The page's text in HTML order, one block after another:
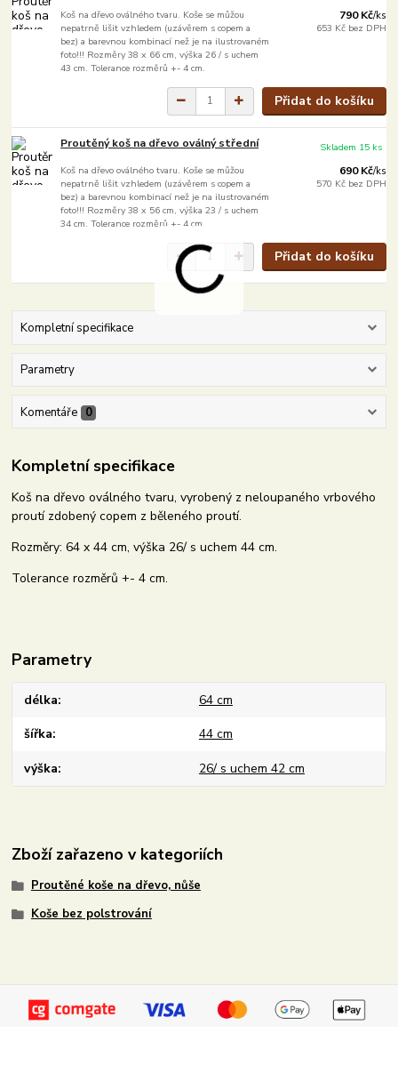
Koš na dřevo oválného tvaru. Koše se můžou
nepatrně lišit vzhledem (uzávěrem s copem a
bez) a barevnou kombinací než je na ilustrovaném
foto!!! Rozměry 38 x 66 cm, výška 26 / s uchem
43 cm. Tolerance rozměrů +- 4 cm.
790 Kč/ks
653 Kč bez DPH
Přidat do košíku
Proutěný koš na dřevo oválný střední
Koš na dřevo oválného tvaru. Koše se můžou
nepatrně lišit vzhledem (uzávěrem s copem a
bez) a barevnou kombinací než je na ilustrovaném
foto!!! Rozměry 38 x 56 cm, výška 23 / s uchem
34 cm. Tolerance rozměrů +- 4 cm.
690 Kč/ks
570 Kč bez DPH
Skladem 15 ks
Přidat do košíku
Kompletní specifikace
Parametry
Komentáře 0
Kompletní specifikace
Koš na dřevo oválného tvaru, vyrobený z neloupaného vrbového
proutí zdobený copem z běleného proutí.
Rozměry: 64 x 44 cm, výška 26/ s uchem 44 cm.
Tolerance rozměrů +- 4 cm.
Parametry
délka 64 cm
šířka 44 cm
výška 26/ s uchem 42 cm
Zboží zařazeno v kategoriích
Proutěné koše na dřevo, nůše
Koše bez polstrování